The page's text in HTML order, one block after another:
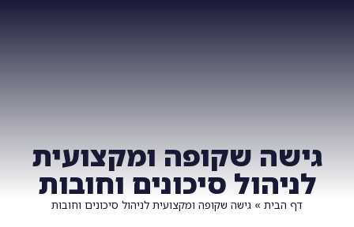
גישה שקופה ומקצועית
לניהול סיכונים וחובות
דף הבית » גישה שקופה ומקצועית לניהול סיכונים וחובות